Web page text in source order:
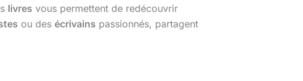
livres vous permettent de redécouvrir
ou des écrivains passionnés, partagent